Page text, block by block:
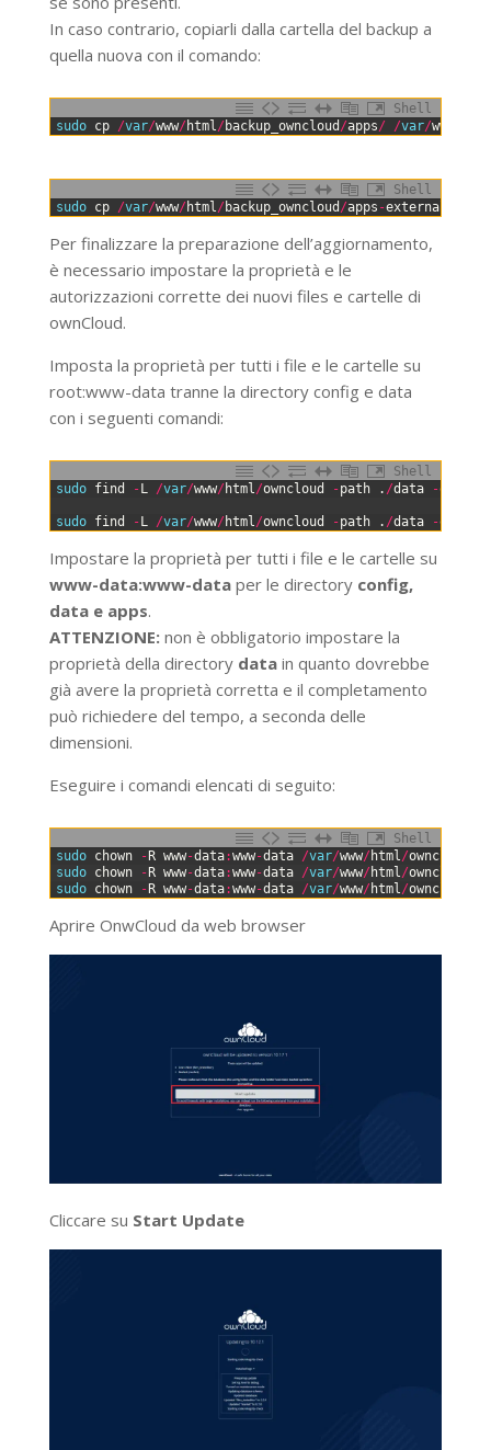
In caso contrario, copiarli dalla cartella del backup a
quella nuova con il comando:
Shell
sudo cp /var/www/ html / backup_owncloud /apps/ /var/www
Shell
sudo cp /var/www/ html / backup_owncloud /apps -external
Per finalizzare la preparazione dell’aggiornamento,
è necessario impostare la proprietà e le
autorizzazioni corrette dei nuovi files e cartelle di
ownCloud.
Imposta la proprietà per tutti i file e le cartelle su
root:www-data tranne la directory config e data
con i seguenti comandi:
Shell
sudo find -L /var/www/ html /owncloud -path . /data -o
sudo find -L /var/www/ html /owncloud -path . /data -o
Impostare la proprietà per tutti i file e le cartelle su
www-data:www-dataper le directory config,
data e apps.
ATTENZIONE:non è obbligatorio impostare la
proprietà della directory datain quanto dovrebbe
già avere la proprietà corretta e il completamento
può richiedere del tempo, a seconda delle
dimensioni.
Eseguire i comandi elencati di seguito:
Shell
sudo chown -R www-data:www-data /var/www/ html /owncloud
sudo chown -R www-data:www-data /var/www/ html /owncloud
sudo chown -R www-data:www-data /var/www/ html /owncloud
Aprire OnwCloud da web browser
Cliccare su Start Update